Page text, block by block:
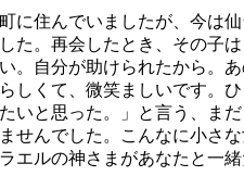
住んでいましたが、今は
。再会したとき、その子
自分が助けられたから。
くて、微笑ましいです。
と思った。」と言う、ま
んでした。こんなに小さ
ルの神さまがあなたと一